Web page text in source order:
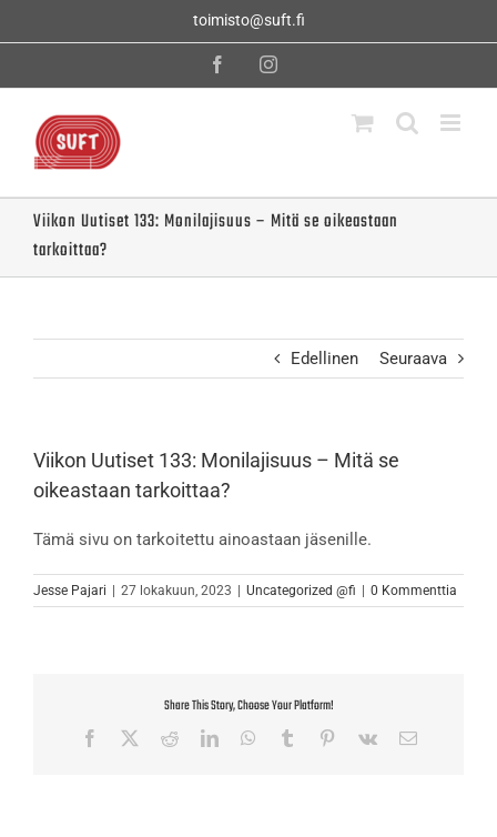
toimisto@suft.fi
FacebookInstagram
Viikon Uutiset 133: Monilajisuus – Mitä se oikeastaan
tarkoittaa?
Edellinen Seuraava
Viikon Uutiset 133: Monilajisuus – Mitä se
oikeastaan tarkoittaa?
Tämä sivu on tarkoitettu ainoastaan jäsenille.
Jesse Pajari | 27 lokakuun, 2023 | Uncategorized @fi | 0 Kommenttia
Share This Story, Choose Your Platform!
Facebook RedditLinkedInWhatsApp
Tumblr Pinterest
Vk Sähköposti